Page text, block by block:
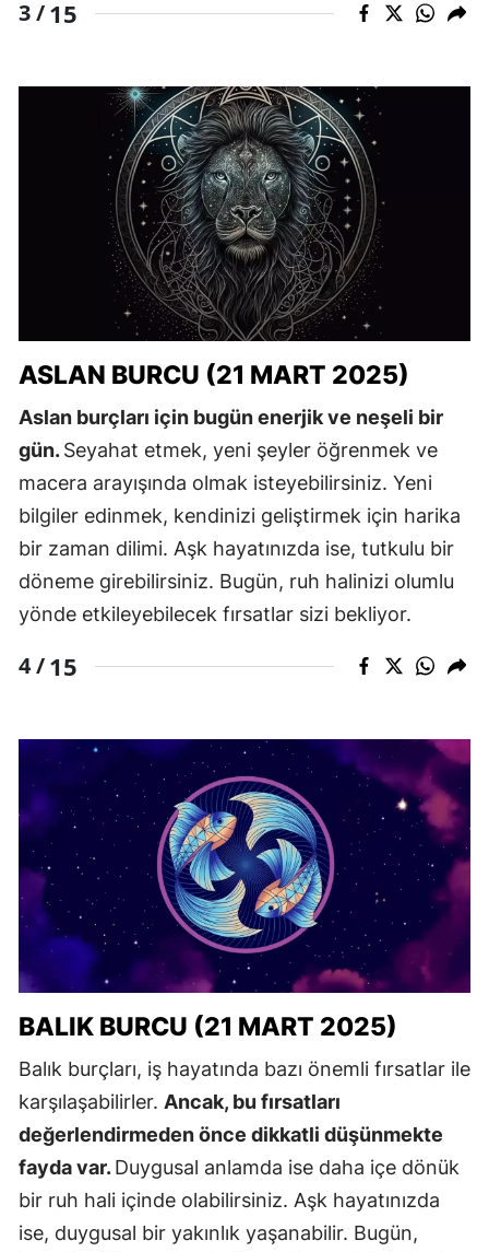
3 /15
ASLAN BURCU (21 MART 2025)
Aslan burçları için bugün enerjik ve neşeli bir
gün.Seyahat etmek, yeni şeyler öğrenmek ve
macera arayışında olmak isteyebilirsiniz. Yeni
bilgiler edinmek, kendinizi geliştirmek için harika
bir zaman dilimi. Aşk hayatınızda ise, tutkulu bir
döneme girebilirsiniz. Bugün, ruh halinizi olumlu
yönde etkileyebilecek fırsatlar sizi bekliyor.
4 /15
BALIK BURCU (21 MART 2025)
Balık burçları, iş hayatında bazı önemli fırsatlar ile
karşılaşabilirler. Ancak, bu fırsatları
değerlendirmeden önce dikkatli düşünmekte
fayda var.Duygusal anlamda ise daha içe dönük
bir ruh hali içinde olabilirsiniz. Aşk hayatınızda
ise, duygusal bir yakınlık yaşanabilir. Bugün,